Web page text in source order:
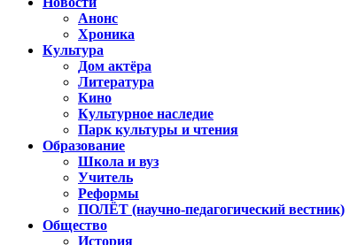
Анонс
Хроника
Культура
Дом актёра
Литература
Кино
Культурное наследие
Парк культуры и чтения
Образование
Школа и вуз
Учитель
Реформы
ПОЛЁТ (научно-педагогический вестник)
Общество
История